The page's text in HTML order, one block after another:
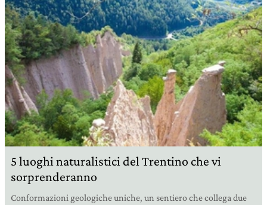
5 luoghi naturalistici del Trentino che vi
sorprenderanno
Conformazioni geologiche uniche, un sentiero che collega due